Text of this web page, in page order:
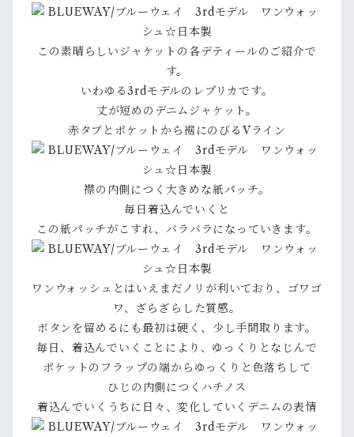
この素晴らしいジャケットの各デティールのご紹介で
す。
いわゆる3rdモデルのレプリカです。
丈が短めのデニムジャケット。
赤タブとポケットから裾にのびるVライン
襟の内側につく大きめな紙パッチ。
毎日着込んでいくと
この紙パッチがこすれ、バラバラになっていきます。
ワンウォッシュとはいえまだノリが利いており、ゴワゴ
ワ、ざらざらした質感。
ボタンを留めるにも最初は硬く、少し手間取ります。
毎日、着込んでいくことにより、ゆっくりとなじんで
ポケットのフラップの端からゆっくりと色落ちして
ひじの内側につくハチノス
着込んでいくうちに日々、変化していくデニムの表情